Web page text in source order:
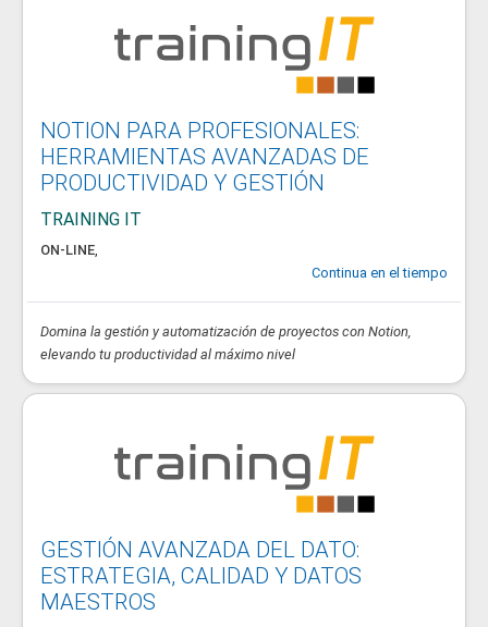
NOTION PARA PROFESIONALES:
HERRAMIENTAS AVANZADAS DE
PRODUCTIVIDAD Y GESTIÓN
TRAINING IT
ON-LINE,
Continua en el tiempo
Domina la gestión y automatización de proyectos con Notion,
elevando tu productividad al máximo nivel
GESTIÓN AVANZADA DEL DATO:
ESTRATEGIA, CALIDAD Y DATOS
MAESTROS